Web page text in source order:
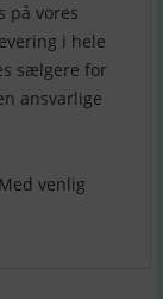
på vores
i hele
sælgere for
ansvarlige
venlig